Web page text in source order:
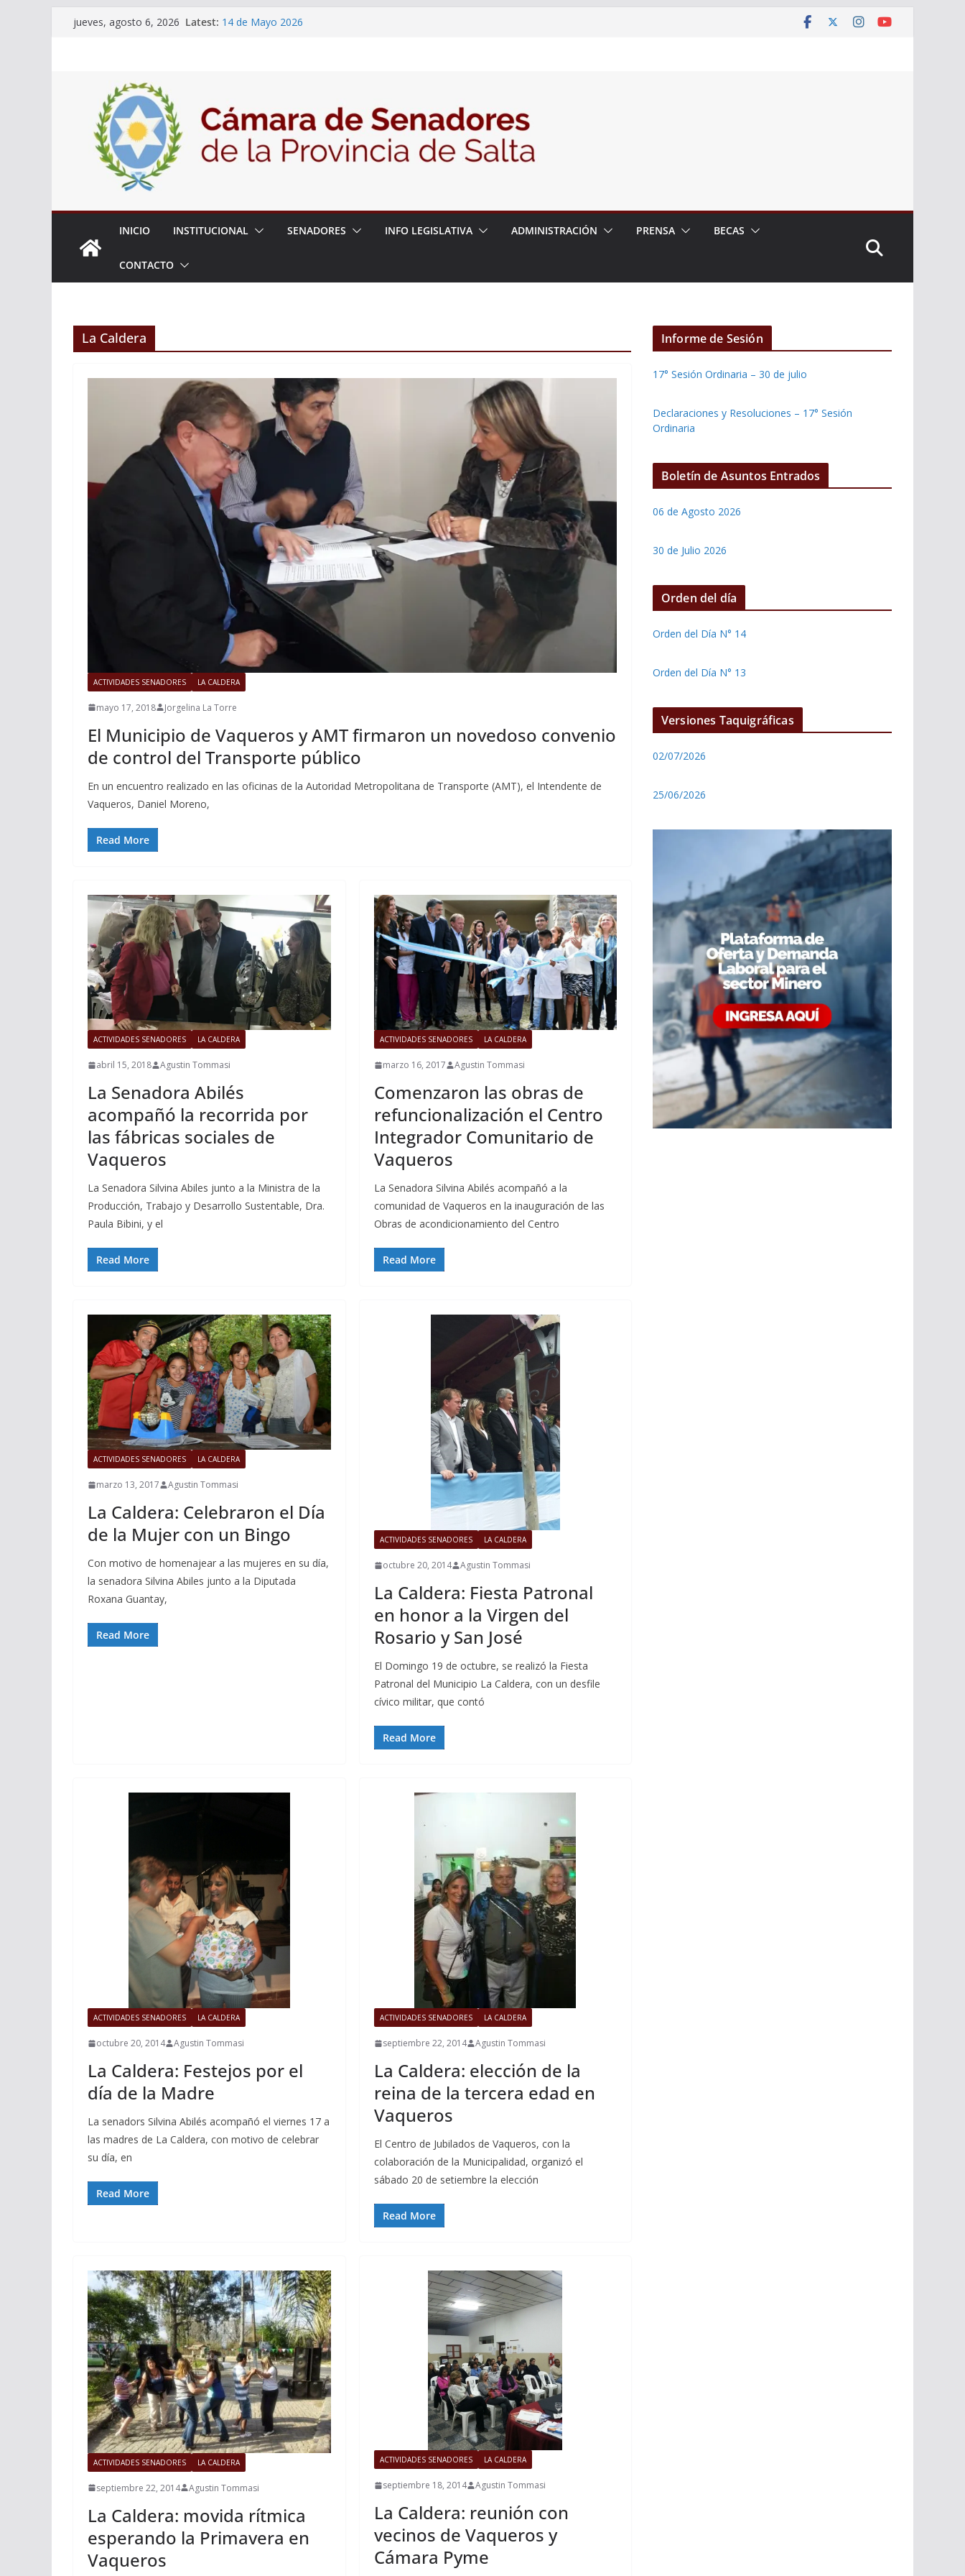
jueves, agosto 6, 2026 Latest: 14 de Mayo 2026
Adjudicacion Simple N° 27/26
INICIO INSTITUCIONAL SENADORES INFO LEGISLATIVA ADMINISTRACIÓN PRENSA BECAS
CONTACTO
La Caldera
ACTIVIDADES SENADORES LA CALDERA
mayo 17, 2018 Jorgelina La Torre
El Municipio de Vaqueros y AMT firmaron un novedoso convenio
de control del Transporte público
En un encuentro realizado en las oficinas de la Autoridad Metropolitana de Transporte (AMT), el Intendente de
Vaqueros, Daniel Moreno,
Read More
ACTIVIDADES SENADORES LA CALDERA
abril 15, 2018 Agustin Tommasi
La Senadora Abilés
acompañó la recorrida por
las fábricas sociales de
Vaqueros
La Senadora Silvina Abiles junto a la Ministra de la
Producción, Trabajo y Desarrollo Sustentable, Dra.
Paula Bibini, y el
Read More
ACTIVIDADES SENADORES LA CALDERA
marzo 16, 2017 Agustin Tommasi
Comenzaron las obras de
refuncionalización el Centro
Integrador Comunitario de
Vaqueros
La Senadora Silvina Abilés acompañó a la
comunidad de Vaqueros en la inauguración de las
Obras de acondicionamiento del Centro
Read More
ACTIVIDADES SENADORES LA CALDERA
marzo 13, 2017 Agustin Tommasi
La Caldera: Celebraron el Día
de la Mujer con un Bingo
Con motivo de homenajear a las mujeres en su día,
la senadora Silvina Abiles junto a la Diputada
Roxana Guantay,
Read More
ACTIVIDADES SENADORES LA CALDERA
octubre 20, 2014 Agustin Tommasi
La Caldera: Fiesta Patronal
en honor a la Virgen del
Rosario y San José
El Domingo 19 de octubre, se realizó la Fiesta
Patronal del Municipio La Caldera, con un desfile
cívico militar, que contó
Read More
ACTIVIDADES SENADORES LA CALDERA
octubre 20, 2014 Agustin Tommasi
La Caldera: Festejos por el
día de la Madre
La senadors Silvina Abilés acompañó el viernes 17 a
las madres de La Caldera, con motivo de celebrar
su día, en
Read More
ACTIVIDADES SENADORES LA CALDERA
septiembre 22, 2014 Agustin Tommasi
La Caldera: elección de la
reina de la tercera edad en
Vaqueros
El Centro de Jubilados de Vaqueros, con la
colaboración de la Municipalidad, organizó el
sábado 20 de setiembre la elección
Read More
ACTIVIDADES SENADORES LA CALDERA
septiembre 22, 2014 Agustin Tommasi
La Caldera: movida rítmica
esperando la Primavera en
Vaqueros
ACTIVIDADES SENADORES LA CALDERA
septiembre 18, 2014 Agustin Tommasi
La Caldera: reunión con
vecinos de Vaqueros y
Cámara Pyme
Informe de Sesión
17° Sesión Ordinaria – 30 de julio
Declaraciones y Resoluciones – 17° Sesión
Ordinaria
Boletín de Asuntos Entrados
06 de Agosto 2026
30 de Julio 2026
Orden del día
Orden del Día N° 14
Orden del Día N° 13
Versiones Taquigráficas
02/07/2026
25/06/2026